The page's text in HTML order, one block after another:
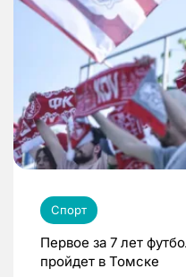
Спорт
Первое за 7 лет
пройдет в Томске